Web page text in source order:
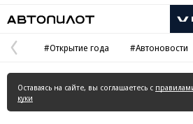
Предыдущая
страница
#Открытие года #Автоновости
Оставаясь на сайте, вы соглашаетесь с
куки